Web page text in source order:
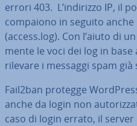
errori 403. L’indirizzo IP, il
compaiono in seguito
(access.log). Con l’aiuto di
men­te le voci dei log in base
rilevare i messaggi spam già
Fail2ban protegge
anche da login non
caso di login errato, il